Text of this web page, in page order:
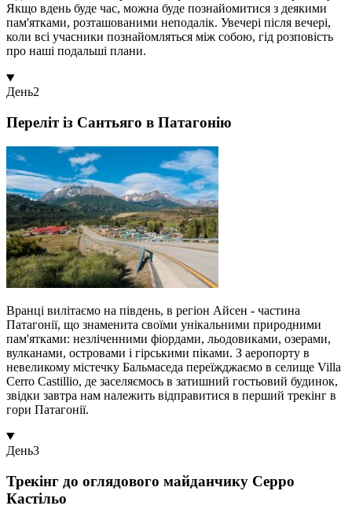
Якщо вдень буде час, можна буде познайомитися з деякими
пам'ятками, розташованими неподалік. Увечері після вечері,
коли всі учасники познайомляться між собою, гід розповість
про наші подальші плани.
День2
Переліт із Сантьяго в Патагонію
Вранці вилітаємо на південь, в регіон Айсен - частина
Патагонії, що знаменита своїми унікальними природними
пам'ятками: незліченними фіордами, льодовиками, озерами,
вулканами, островами і гірськими піками. З аеропорту в
невеликому містечку Бальмаседа переїжджаємо в селище Villa
Cerro Castillio, де заселяємось в затишний гостьовий будинок,
звідки завтра нам належить відправитися в перший трекінг в
гори Патагонії.
День3
Трекінг до оглядового майданчику Серро
Кастільо